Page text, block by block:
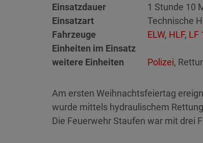
Einsatzdauer
1 Stunde 10
Einsatzart
Technische
Fahrzeuge
ELW, HLF, LF
Einheiten im Einsatz
weitere Einheiten
Polizei,
Am ersten Weihnachtsfeiertag
wurde mittels hydraulischem
Die Feuerwehr Staufen war mit drei